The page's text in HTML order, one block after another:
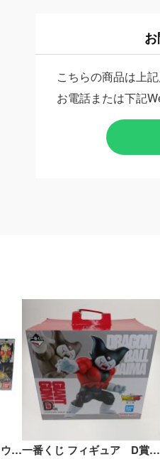
こちらの商品は上
お電話または下記
ホビー 仮面ライダージオウ DXライドウォッチセット Aランク 一番くじ フィギュア D賞 ジャイアントゴマー ドラゴンボール Sランク